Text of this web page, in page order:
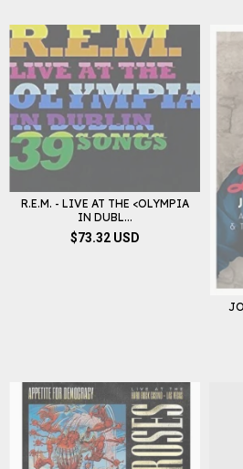
R.E.M. - LIVE AT THE <OLYMPIA
IN DUBL...
$73.32 USD